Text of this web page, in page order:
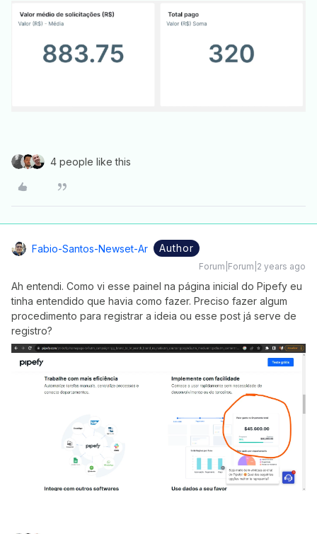
4 people like this
Fabio-Santos-Newset-Ar Author
Forum|Forum|2 years ago
Ah entendi. Como vi esse painel na página inicial do Pipefy eu
tinha entendido que havia como fazer. Preciso fazer algum
procedimento para registrar a ideia ou esse post já serve de
registro?